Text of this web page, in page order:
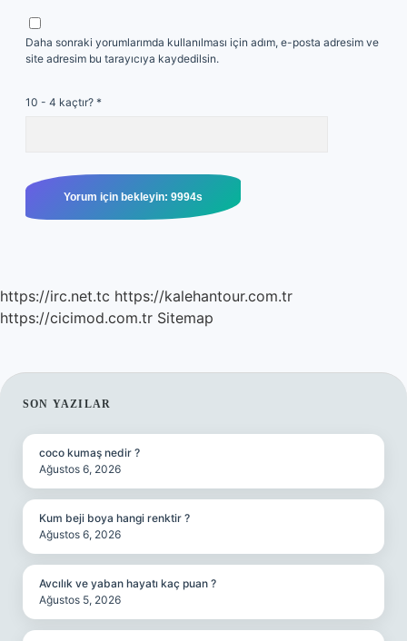
Daha sonraki yorumlarımda kullanılması için adım, e-posta adresim ve
site adresim bu tarayıcıya kaydedilsin.
10 - 4 kaçtır? *
https://irc.net.tc https://kalehantour.com.tr
https://cicimod.com.tr Sitemap
SIDEBAR
SON YAZILAR
coco kumaş nedir ?
Ağustos 6, 2026
Kum beji boya hangi renktir ?
Ağustos 6, 2026
Avcılık ve yaban hayatı kaç puan ?
Ağustos 5, 2026